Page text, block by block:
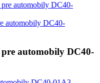
automobily DC40-
automobily DC40-